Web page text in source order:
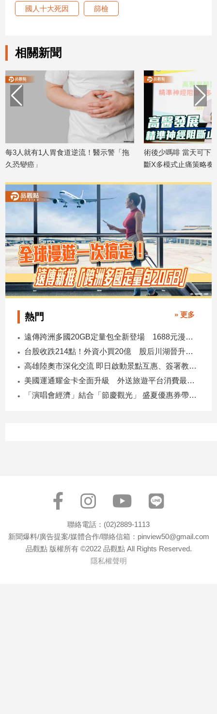
技/
遊
動
物
Pet
專
區
合
作
投
稿
專
區
【我
的
觀
點】
國人十大死因 篩檢
相關新聞
每3人就有1人胃食道逆流！醫示警「拖
久恐變癌」
術後少嗎啡 當天可下
斷X多模式止痛策略奏
熱門 » 更多
遠傳跨洲多國20GB定量包全新登場 1688元漫遊逾百國家！
台股收跌214點！外資小買20億 股后川湖晉升萬金股
高雄陸奧市深化交流 即日啟動景點互惠、簽署教育合作MOU
美國運通耀金卡全面升級 外送旅遊平台消費最高回饋4400刷卡金！
「演唱會經濟」結合「節慶觀光」 盛夏優惠券帶動商圈消費升溫
聯絡電話：(02)2889-1113
新聞爆料/廣告提案/媒體合作/聯絡信箱：pinview50@gmail.com
品觀點 版權所有 ©2022 品觀點 All Rights Reserved.
隱私權聲明